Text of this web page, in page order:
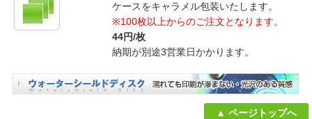
ケースをキャラメル包装いたします。
※100枚以上からのご注文となります。
44円/枚
納期が別途3営業日かかります。
ページトップへ